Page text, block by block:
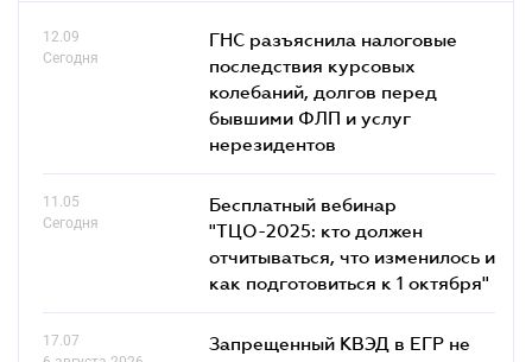
12.09
Сегодня
ГНС разъяснила налоговые
последствия курсовых
колебаний, долгов перед
бывшими ФЛП и услуг
нерезидентов
11.05
Сегодня
Бесплатный вебинар
"ТЦО-2025: кто должен
отчитываться, что изменилось и
как подготовиться к 1 октября"
17.07
Запрещенный КВЭД в ЕГР не